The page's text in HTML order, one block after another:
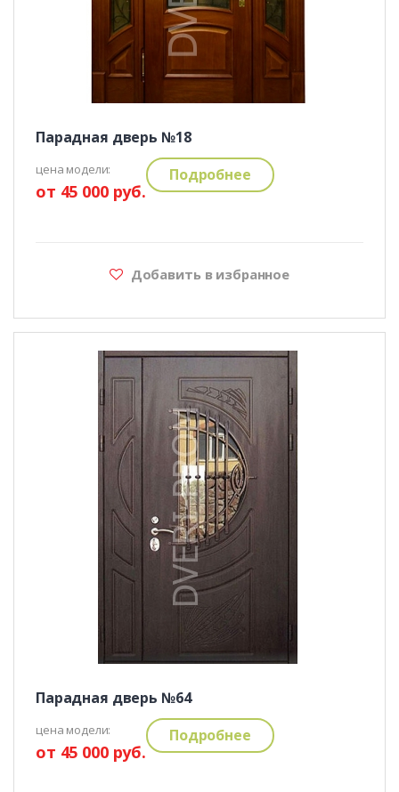
Парадная дверь №18
цена модели:
от 45 000 руб.
Подробнее
Добавить в избранное
Парадная дверь №64
цена модели:
от 45 000 руб.
Подробнее